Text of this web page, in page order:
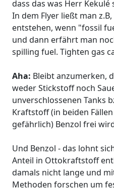
dass das was Herr Kekulé
In dem Flyer ließt man
entstehen, wenn "fossil
und dann erfährt man
spilling fuel. Tighten gas
Aha: Bleibt anzumerken,
weder Stickstoff noch
unverschlossenen Tanks
Kraftstoff (in beiden
gefährlich) Benzol frei
Und Benzol - das lohnt
Anteil in Ottokraftstoff
damals nicht lange und
Methoden forschen um